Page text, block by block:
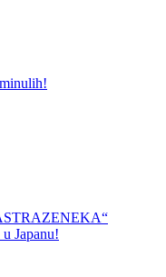
Japanu!